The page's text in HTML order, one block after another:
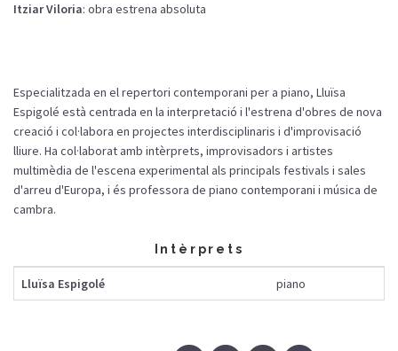
Itziar Viloria: obra estrena absoluta
Especialitzada en el repertori contemporani per a piano, Lluïsa
Espigolé està centrada en la interpretació i l'estrena d'obres de nova
creació i col·labora en projectes interdisciplinaris i d'improvisació
lliure. Ha col·laborat amb intèrprets, improvisadors i artistes
multimèdia de l'escena experimental als principals festivals i sales
d'arreu d'Europa, i és professora de piano contemporani i música de
cambra.
Intèrprets
Lluïsa Espigolé piano